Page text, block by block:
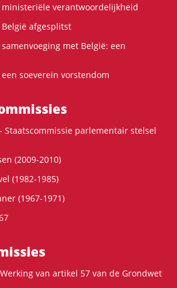
ministeriële verantwoordelijkheid
afgesplitst
met België: een
soeverein vorstendom
Staatscommissie parlementair stelsel
(2009-2010)
(1982-1985)
(1967-1971)
van artikel 57 van de Grondwet